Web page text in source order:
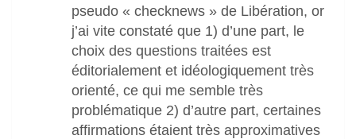
pseudo « checknews » de Libération, or
j’ai vite constaté que 1) d’une part, le
choix des questions traitées est
éditorialement et idéologiquement très
orienté, ce qui me semble très
problématique 2) d’autre part, certaines
affirmations étaient très approximatives